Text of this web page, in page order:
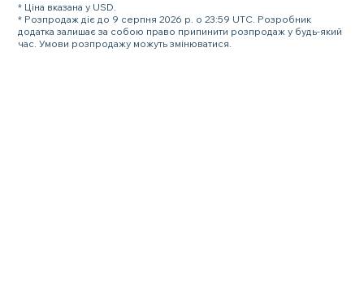
* Ціна вказана у USD.
* Розпродаж діє до 9 серпня 2026 р. о 23:59 UTC. Розробник
додатка залишає за собою право припинити розпродаж у будь-який
час. Умови розпродажу можуть змінюватися.